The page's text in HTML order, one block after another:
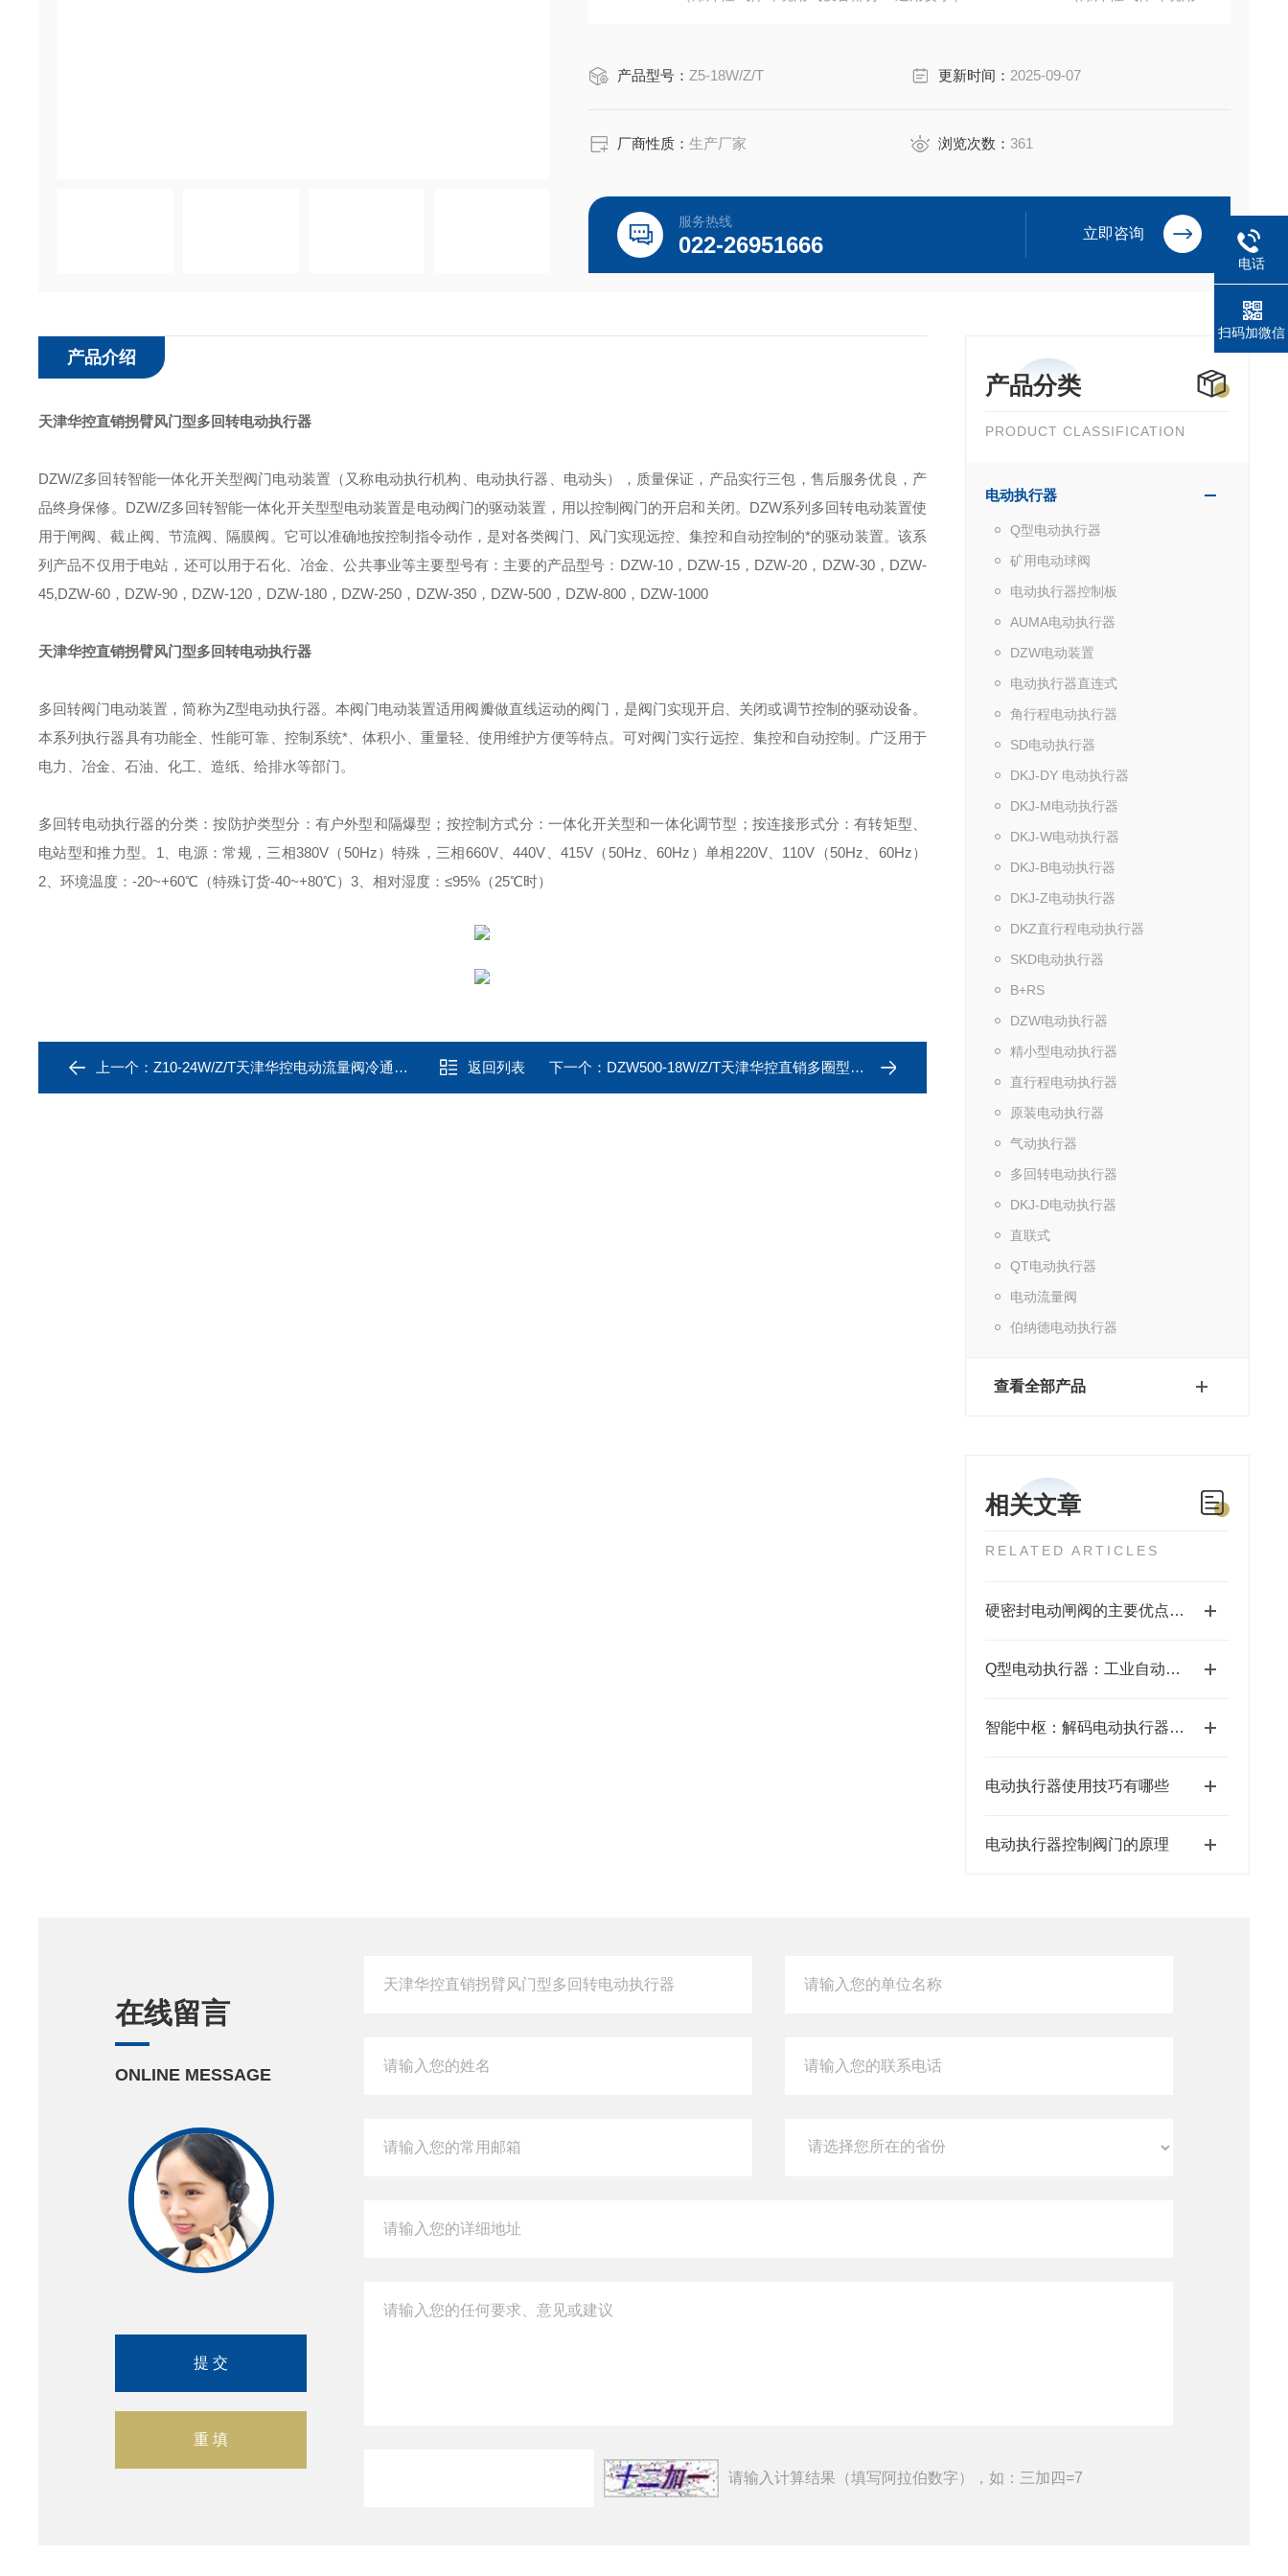
产品型号： Z5-18W/Z/T 更新时间： 2025-09-07
厂商性质：生产厂家 浏览次数：361
服务热线
022-26951666 立即咨询
产品分类
PRODUCT CLASSIFICATION
电动执行器
Q型电动执行器
矿用电动球阀
电动执行器控制板
AUMA电动执行器
DZW电动装置
电动执行器直连式
角行程电动执行器
SD电动执行器
DKJ-DY 电动执行器
DKJ-M电动执行器
DKJ-W电动执行器
DKJ-B电动执行器
DKJ-Z电动执行器
DKZ直行程电动执行器
SKD电动执行器
B+RS
DZW电动执行器
精小型电动执行器
直行程电动执行器
原装电动执行器
气动执行器
多回转电动执行器
DKJ-D电动执行器
直联式
QT电动执行器
电动流量阀
伯纳德电动执行器
查看全部产品
相关文章
RELATED ARTICLES
硬密封电动闸阀的主要优点和使用工作环境要求
Q型电动执行器：工业自动化中的高效驱动器
智能中枢：解码电动执行器控制板的奥秘
电动执行器使用技巧有哪些
电动执行器控制阀门的原理
产品介绍
天津华控直销拐臂风门型多回转电动执行器
DZW/Z多回转智能一体化开关型阀门电动装置（又称电动执行机构、电动执行器、电动头），质量保证，产品实行三包，售后服务优良，产
品终身保修 。DZW/Z多回转智能一体化开关型型电动装置是电动阀门的驱动装置，用以控制阀门的开启和关闭。DZW系列多回转电动装置使
用于闸阀、截止阀、节流阀、隔膜阀。它可以准确地按控制指令动作，是对各类阀门、风门实现远控、集控和自动控制的*的驱动装置。该系
列产品不仅用于电站，还可以用于石化、冶金、公共事业等主要型号有：主要的产品型号：DZW-10，DZW-15，DZW-20，DZW-30，DZW-
45,DZW-60，DZW-90，DZW-120，DZW-180，DZW-250，DZW-350，DZW-500，DZW-800，DZW-1000
天津华控直销拐臂风门型多回转电动执行器
多回转阀门电动装置，简称为Z型电动执行器。本阀门电动装置适用阀瓣做直线运动的阀门，是阀门实现开启、关闭或调节控制的驱动设备。
本系列执行器具有功能全、性能可靠、控制系统*、体积小、重量轻、使用维护方便等特点。可对阀门实行远控、集控和自动控制。广泛用于
电力、冶金、石油、化工、造纸、给排水等部门。
多回转电动执行器的分类：按防护类型分：有户外型和隔爆型； 按控制方式分：一体化开关型和一体化调节型； 按连接形式分：有转矩型、
电站型和推力型。 1、电源：常规，三相380V（50Hz）特殊，三相660V、440V、415V（50Hz、60Hz）单相220V、110V（50Hz、60Hz）
2、环境温度：-20~+60℃（特殊订货-40~+80℃） 3、相对湿度：≤95%（25℃时）
上一个： Z10-24W/Z/T天津华控电动流量阀冷通风电动执行器价格 返回列表 下一个： DZW500-18W/Z/T天津华控直销多圈型工业总线型电动执行器
在线留言
ONLINE MESSAGE
请输入计算结果（填写阿拉伯数字），如：三加四=7
电话
扫码加微信